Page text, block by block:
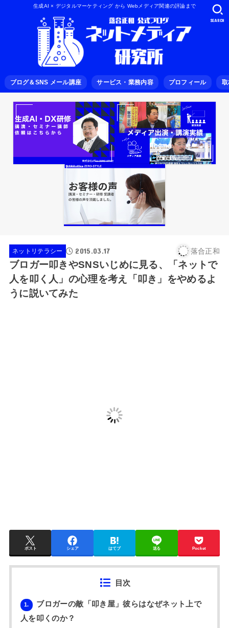
生成AI × デジタルマーケティング から Webメディア関連の評論まで
ブログ＆SNS メール講座 サービス・業務内容 プロフィール 取
SEARCH
ネットリテラシー 2015.03.17 落合正和
ブロガー叩きやSNSいじめに見る、「ネットで
人を叩く人」の心理を考え「叩き」をやめるよ
うに説いてみた
ポスト シェア はてブ 送る Pocket
目次
1.
ブロガーの敵「叩き屋」彼らはなぜネット上で
人を叩くのか？